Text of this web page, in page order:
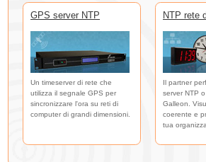
GPS server NTP
Un timeserver di rete che
utilizza il segnale GPS per
sincronizzare l'ora su reti di
computer di grandi dimensioni.
NTP rete
Il partner
server NTP
Galleon.
coerente e
tua